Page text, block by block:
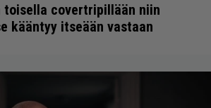
toisella covertripillään niin
kääntyy itseään vastaan